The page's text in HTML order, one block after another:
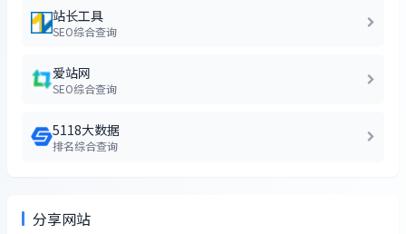
站长工具
SEO综合查询
爱站网
SEO综合查询
5118大数据
排名综合查询
分享网站